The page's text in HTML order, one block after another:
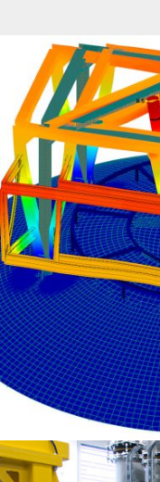
DIMENSIONNEMENT AUX
BUTADIÈNE (2400M³) ET